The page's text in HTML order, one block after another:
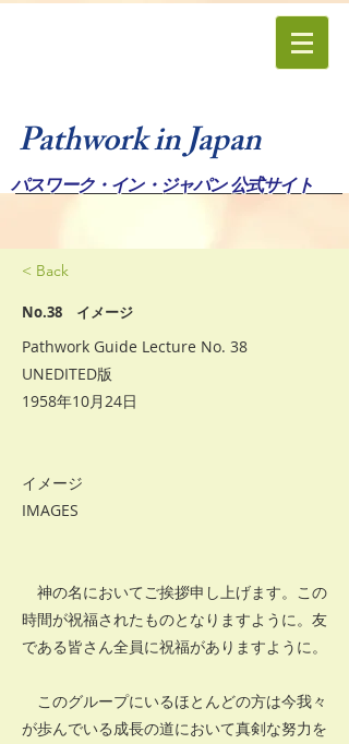
Pathwork in Japan
パスワーク・イン・ジャパン 公式サイト
< Back
No.38 イメージ
Pathwork Guide Lecture No. 38
UNEDITED版
1958年10月24日
イメージ
IMAGES
神の名においてご挨拶申し上げます。この
時間が祝福されたものとなりますように。友
である皆さん全員に祝福がありますように。
このグループにいるほとんどの方は今我々
が歩んでいる成長の道において真剣な努力を